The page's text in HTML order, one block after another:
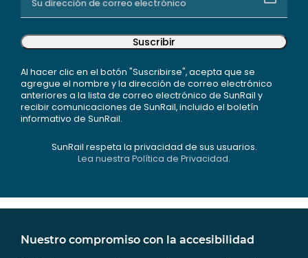
Suscribir
Al hacer clic en el botón "Suscribirse", acepta que se
agregue el nombre y la dirección de correo electrónico
anteriores a la lista de correo electrónico de SunRail y
recibir comunicaciones de SunRail, incluido el boletín
informativo de SunRail.
SunRail respeta la privacidad de sus usuarios.
Lea nuestra Política de Privacidad.
Nuestro compromiso con la accesibilidad